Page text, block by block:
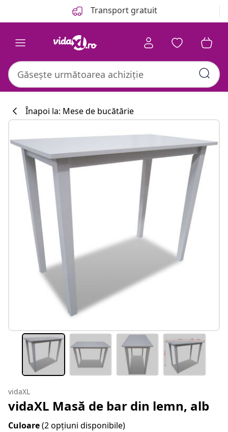
Transport gratuit
Înapoi la: Mese de bucătărie
vidaXL
vidaXL Masă de bar din lemn, alb
Culoare(2 opțiuni disponibile)